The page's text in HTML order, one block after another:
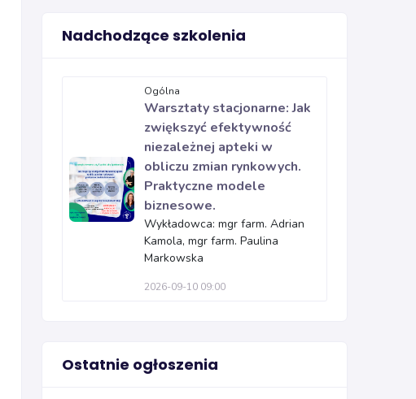
Nadchodzące szkolenia
Ogólna
Warsztaty stacjonarne: Jak
zwiększyć efektywność
niezależnej apteki w
obliczu zmian rynkowych.
Praktyczne modele
biznesowe.
Wykładowca: mgr farm. Adrian
Kamola, mgr farm. Paulina
Markowska
2026-09-10 09:00
Ostatnie ogłoszenia